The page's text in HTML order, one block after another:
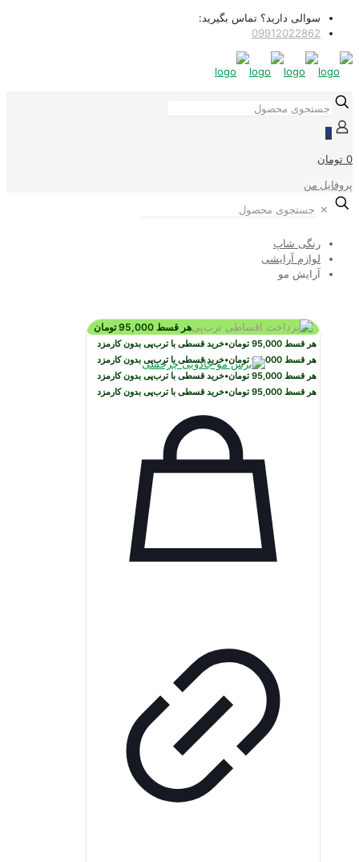
سوالی دارید؟ تماس بگیرید:
09912022862
0
0 تومان
پروفایل من
✕
رنگی شاپ
لوازم آرایشی
آرایش مو
هر قسط 95,000 تومان
هر قسط 95,000 تومان•خرید قسطی با ترب‌پی بدون کارمزد
هر قسط 95,000 تومان•خرید قسطی با ترب‌پی بدون کارمزد
هر قسط 95,000 تومان•خرید قسطی با ترب‌پی بدون کارمزد
هر قسط 95,000 تومان•خرید قسطی با ترب‌پی بدون کارمزد